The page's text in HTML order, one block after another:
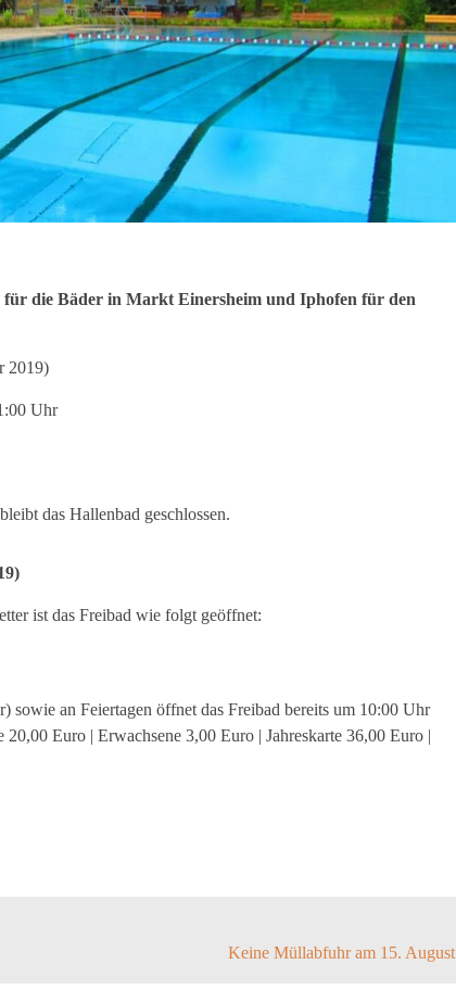
für die Bäder in Markt Einersheim und Iphofen für den
2019)
Uhr
das Hallenbad geschlossen.
ist das Freibad wie folgt geöffnet:
sowie an Feiertagen öffnet das Freibad bereits um 10:00 Uhr
Euro | Erwachsene 3,00 Euro | Jahreskarte 36,00 Euro |
Keine Müllabfuhr am 15. August